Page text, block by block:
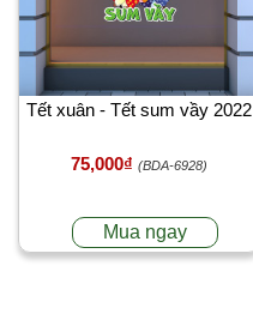
Tết xuân - Tết sum vầy 2022
75,000₫ (BDA-6928)
Mua ngay